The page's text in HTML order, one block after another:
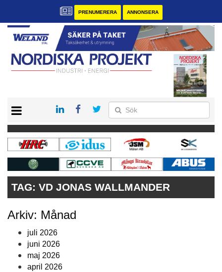
PRENUMERERA ANNONSERA
KONTAKT
VÅRA ANDRA MAGASIN
PRENUMERERA
ANNONSERA
TAG: VD JONAS WALLMANDER
Arkiv: Månad
juli 2026
juni 2026
maj 2026
april 2026